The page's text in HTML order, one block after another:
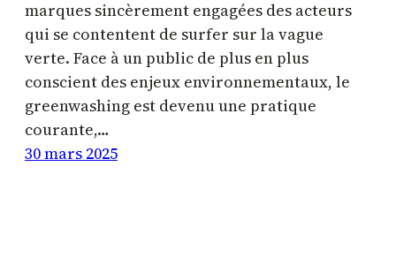
marques sincèrement engagées des acteurs
qui se contentent de surfer sur la vague
verte. Face à un public de plus en plus
conscient des enjeux environnementaux, le
greenwashing est devenu une pratique
courante,…
30 mars 2025